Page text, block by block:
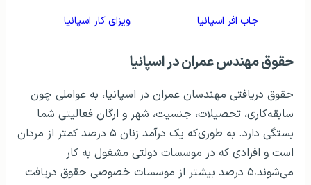
جاب افر اسپانیا ویزای کار اسپانیا
حقوق مهندس عمران در اسپانیا
حقوق دریافتی مهندسان عمران در اسپانیا، به عواملی چون
سابقه‌کاری، تحصیلات، جنسیت، شهر و ارگان فعالیتی شما
بستگی دارد. به طوری‌که یک درآمد زنان ۵ درصد کمتر از مردان
است و افرادی که در موسسات دولتی مشغول به کار
می‌شوند،۵ درصد بیشتر از موسسات خصوصی حقوق دریافت